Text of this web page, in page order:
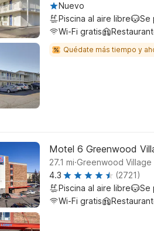
Nuevo
Piscina al aire libre
Se
Wi-Fi gratis
Quédate más tiempo y
Motel 6 Greenwood
27.1 mi.Greenwood Village
4.3
(2721)
Piscina al aire libre
Se
Wi-Fi gratis